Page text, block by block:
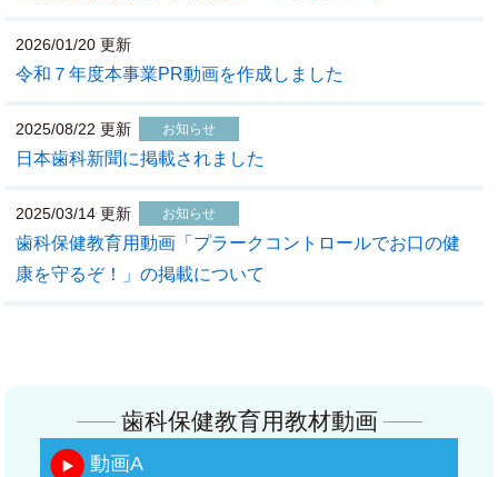
2026/01/20 更新
令和７年度本事業PR動画を作成しました
2025/08/22 更新 お知らせ
日本歯科新聞に掲載されました
2025/03/14 更新 お知らせ
歯科保健教育用動画「プラークコントロールでお口の健
康を守るぞ！」の掲載について
歯科保健教育用教材動画
動画A